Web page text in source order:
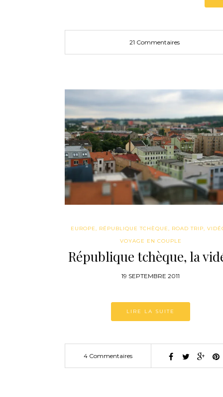
21 Commentaires
EUROPE, RÉPUBLIQUE TCHÈQUE, ROAD TRIP,
VOYAGE EN COUPLE
République tchèque, la
19 SEPTEMBRE 2011
LIRE LA SUITE
4 Commentaires